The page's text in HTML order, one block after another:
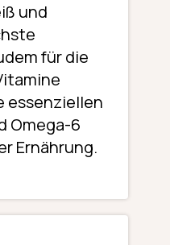
und
für die
essenziellen
Omega-6
Ernährung.